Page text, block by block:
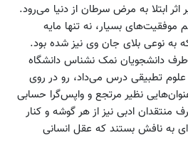
ابتلا به مرض سرطان از دنیا می‌رود.
بسیار، نه تنها مایه
به نوعی بلای جان وی نیز شده بود.
دانشجویان نمک نشناس دانشگاه
علوم تطبیقی درس می‌داد، رو در روی
نظیر مرتجع و واپس‌گرا حسابی
ادبی نیز از هر گوشه و کنار
به نافش بستند که عقل انسانی